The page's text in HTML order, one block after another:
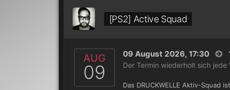
[PS2] Active Squad
AUG
09
09 August 2026, 17:30
Der Termin wiederholt sich jede
Das DRUCKWELLE Aktiv-Squad